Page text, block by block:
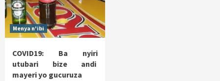
Menya n'ibi
COVID19: Ba nyiri
utubari bize andi
mayeri yo gucuruza